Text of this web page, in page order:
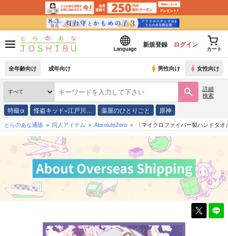
Language
新規登録 ログイン
カート
全年齢向け 成年向け 男性向け 女性向け
詳細
検索
特級α 怪盗キッド×江戸川… 薬屋のひとりごと 原神
とらのあな通販 同人アイテム AbsoluteZero 〔マイクロファイバー製ハンドタ